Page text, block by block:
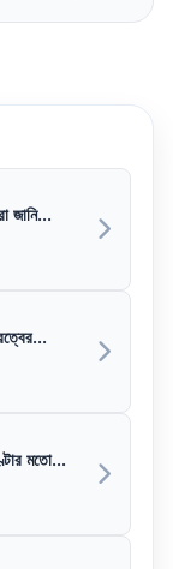
জানি...
মতো...